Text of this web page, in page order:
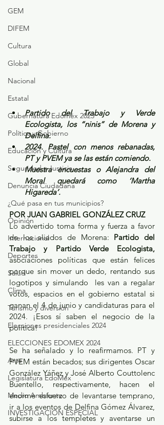
GEM
DIFEM
Cultura
Global
Nacional
Estatal
Gubernatura Edoméx 2023
Política y Gobierno
Educación y Cultura
Seguridad y Justicia
Denuncia Ciudadana
¿Qué pasa en tus municipios?
Opinión
Internacional
Deportes
Salud
Clima
Turismo y diversión
Elecciones presidenciales 2024
ELECCIONES EDOMEX 2024
Arte
Legislatura EdoMéx
Medio Ambiente
INVESTIGACIÓN ESPECIAL
Partido del Trabajo y Verde
Ecologista, los “ninis” de Morena y
Delfina.
2024. Pastel con menos rebanadas,
PT y PVEM ya se las están comiendo.
Muestra encuestas o Alejandra del
Moral quedará como ‘Martha
Higareda’.
POR JUAN GABRIEL GONZÁLEZ CRUZ
Lo advertido toma forma y fuerza a favor
de los aliados de Morena: Partido del
asociaciones políticas que están felices
porque sin mover un dedo, rentando sus
logotipos y simulando  les van a regalar
votos, espacios en el gobierno estatal si
ganan el 4 de junio y candidaturas para el
2024. ¡Esos sí saben el negocio de la
política!
Se ha señalado y lo reafirmamos. PT y
PVEM están becados; sus dirigentes Oscar
González Yáñez y José Alberto Couttolenc
Buentello, respectivamente, hacen el
enorme esfuerzo de levantarse temprano,
ir a los eventos de Delfina Gómez Álvarez,
subirse a los templetes y aventarse un